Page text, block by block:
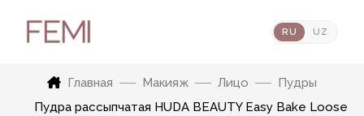
RU UZ
Главная Макияж Лицо
Пудры
Пудра рассыпчатая HUDA BEAUTY Easy Bake Loose